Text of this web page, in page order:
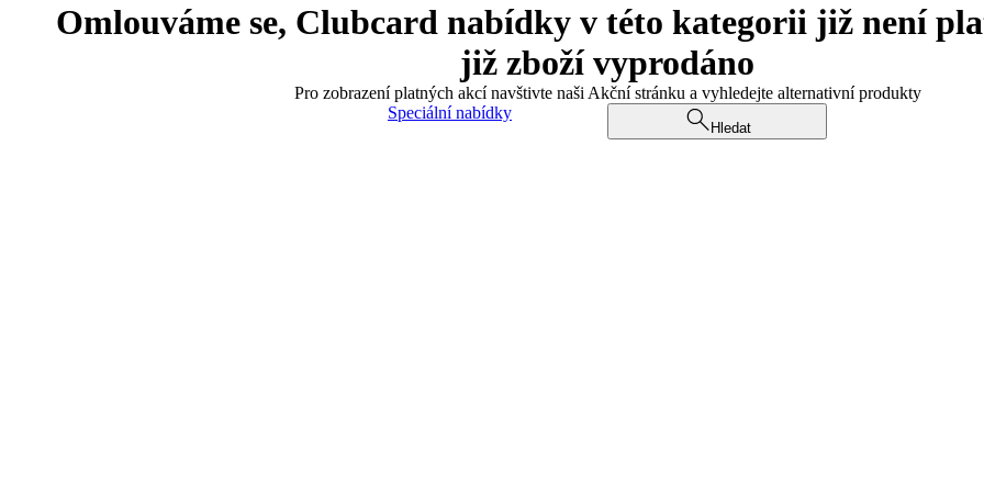
Omlouváme se, Clubcard nabídky v této kategorii již není
již zboží vyprodáno
Pro zobrazení platných akcí navštivte naši Akční stránku a vyhledejte alternativní produkty
Speciální nabídky
Hledat